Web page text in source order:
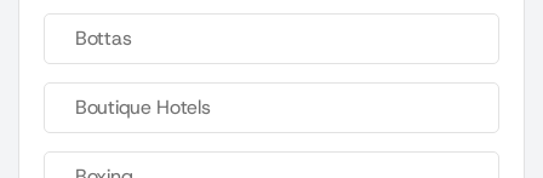
Bottas
Boutique Hotels